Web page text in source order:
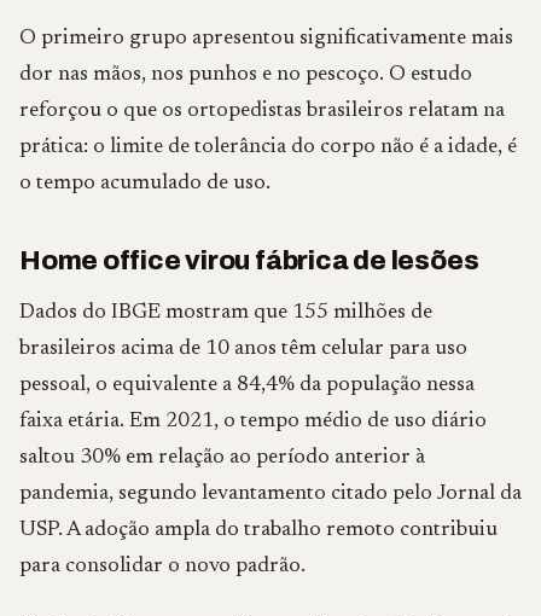
O primeiro grupo apresentou significativamente mais
dor nas mãos, nos punhos e no pescoço. O estudo
reforçou o que os ortopedistas brasileiros relatam na
prática: o limite de tolerância do corpo não é a idade, é
o tempo acumulado de uso.
Home office virou fábrica de lesões
Dados do IBGE mostram que 155 milhões de
brasileiros acima de 10 anos têm celular para uso
pessoal, o equivalente a 84,4% da população nessa
faixa etária. Em 2021, o tempo médio de uso diário
saltou 30% em relação ao período anterior à
pandemia, segundo levantamento citado pelo Jornal da
USP. A adoção ampla do trabalho remoto contribuiu
para consolidar o novo padrão.